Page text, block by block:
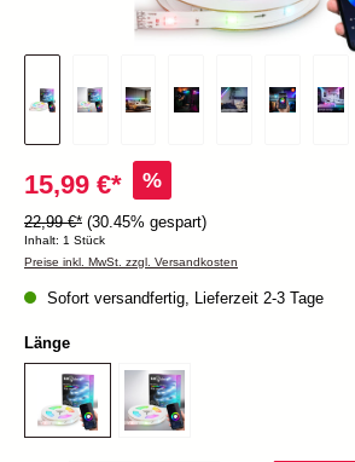
15,99 €* %
22,99 €* (30.45% gespart)
Inhalt: 1 Stück
Preise inkl. MwSt. zzgl. Versandkosten
Sofort versandfertig, Lieferzeit 2-3 Tage
Länge